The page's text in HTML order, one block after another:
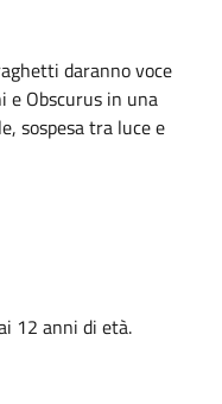
daranno voce
Obscurus in una
sospesa tra luce e
12 anni di età.